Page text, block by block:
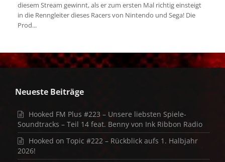
diesem Stream gewinnt, als er zum ersten Mal richtig einsteigt
in die Renngleiter dieses Racers von Nintendo und Sega! Die
Prod...
Neueste Beiträge
Hooked FM Plus #223 – Unsere liebsten Spiele-
Soundtracks – Teil 14 feat. Benny von Ink Ribbon Radio
Hooked on Topic #222 – Rückblick aufs 1. Halbjahr
2026!